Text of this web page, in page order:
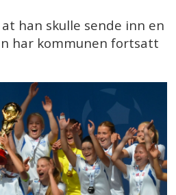
han skulle sende inn en
har kommunen fortsatt